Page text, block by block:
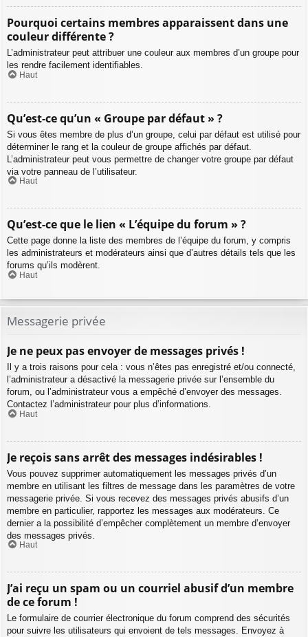
Pourquoi certains membres apparaissent dans une
couleur différente ?
L’administrateur peut attribuer une couleur aux membres d’un groupe pour
les rendre facilement identifiables.
Haut
Qu’est-ce qu’un « Groupe par défaut » ?
Si vous êtes membre de plus d’un groupe, celui par défaut est utilisé pour
déterminer le rang et la couleur de groupe affichés par défaut.
L’administrateur peut vous permettre de changer votre groupe par défaut
via votre panneau de l’utilisateur.
Haut
Qu’est-ce que le lien « L’équipe du forum » ?
Cette page donne la liste des membres de l’équipe du forum, y compris
les administrateurs et modérateurs ainsi que d’autres détails tels que les
forums qu’ils modèrent.
Haut
Messagerie privée
Je ne peux pas envoyer de messages privés !
Il y a trois raisons pour cela : vous n’êtes pas enregistré et/ou connecté,
l’administrateur a désactivé la messagerie privée sur l’ensemble du
forum, ou l’administrateur vous a empêché d’envoyer des messages.
Contactez l’administrateur pour plus d’informations.
Haut
Je reçois sans arrêt des messages indésirables !
Vous pouvez supprimer automatiquement les messages privés d’un
membre en utilisant les filtres de message dans les paramètres de votre
messagerie privée. Si vous recevez des messages privés abusifs d’un
membre en particulier, rapportez les messages aux modérateurs. Ce
dernier a la possibilité d’empêcher complètement un membre d’envoyer
des messages privés.
Haut
J’ai reçu un spam ou un courriel abusif d’un membre
de ce forum !
Le formulaire de courrier électronique du forum comprend des sécurités
pour suivre les utilisateurs qui envoient de tels messages. Envoyez à